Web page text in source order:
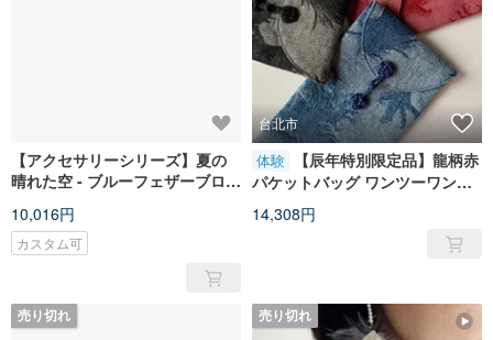
【アクセサリーシリーズ】夏の
晴れた空 - ブルーフェザーブロー
10,016円
カスタム可
台北市
体験
【辰年特別限定品】龍柄赤
パケットバッグ ワンツーワンミ
シン基礎入門
14,308円
売り切れ 売り切れ